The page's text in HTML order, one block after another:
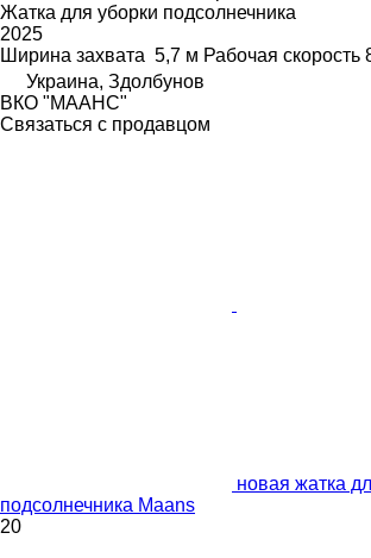
Жатка для уборки подсолнечника
2025
Ширина захвата 5,7 м Рабочая скорость
Украина, Здолбунов
ВКО "МААНС"
Связаться с продавцом
новая жатка
подсолнечника Maans
20